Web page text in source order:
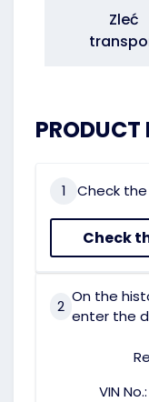
Zleć
PRODUCT
1 Check
Check
2
On the
enter the
VIN No.: